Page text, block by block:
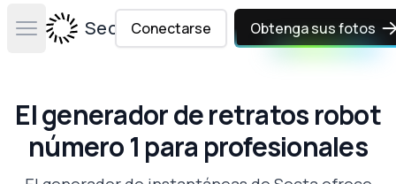
Open main menuSecta Labs
Conectarse Obtenga sus fotos
El generador de retratos robot
número 1 para profesionales